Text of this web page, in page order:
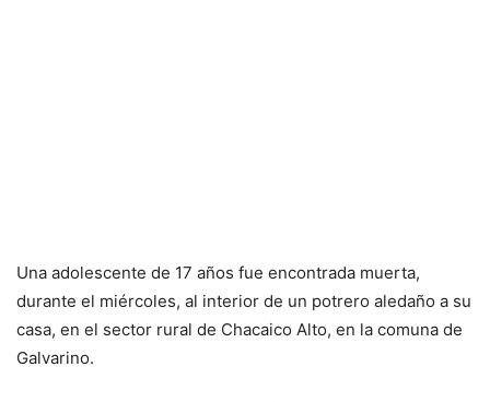
Una adolescente de 17 años fue encontrada muerta,
durante el miércoles, al interior de un potrero aledaño a su
casa, en el sector rural de Chacaico Alto, en la comuna de
Galvarino.